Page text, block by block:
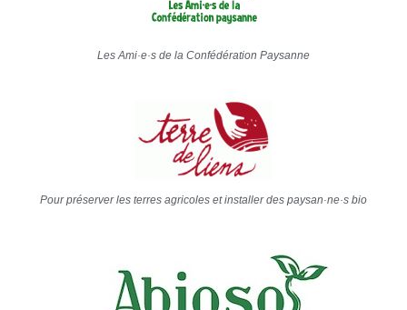
Les Ami·e·s de la Confédération Paysanne
Pour préserver les terres agricoles et installer des paysan·ne·s bio